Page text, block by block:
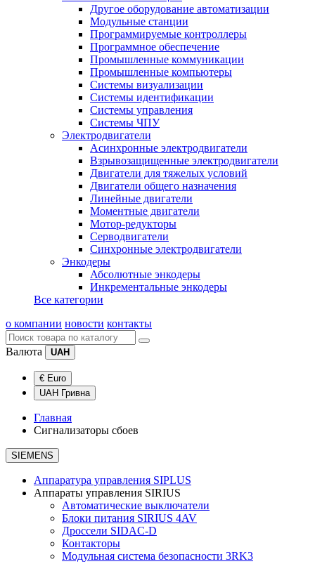
Другое оборудование автоматизации
Модульные станции
Программируемые контроллеры
Программное обеспечение
Промышленные коммуникации
Промышленные компьютеры
Системы визуализации
Системы идентификации
Системы управления
Системы ЧПУ
Электродвигатели
Асинхронные электродвигатели
Взрывозащищенные электродвигатели
Двигатели для тяжелых условий
Двигатели общего назначения
Линейные двигатели
Моментные двигатели
Мотор-редукторы
Серводвигатели
Синхронные электродвигатели
Энкодеры
Абсолютные энкодеры
Инкрементальные энкодеры
Все категории
о компании новости контакты
Валюта UAH
€ Euro
UAH Гривна
Главная
Сигнализаторы сбоев
SIEMENS
Аппаратура управления SIPLUS
Аппараты управления SIRIUS
Автоматические выключатели
Блоки питания SIRIUS 4AV
Дроссели SIDAC-D
Контакторы
Модульная система безопасности 3RK3